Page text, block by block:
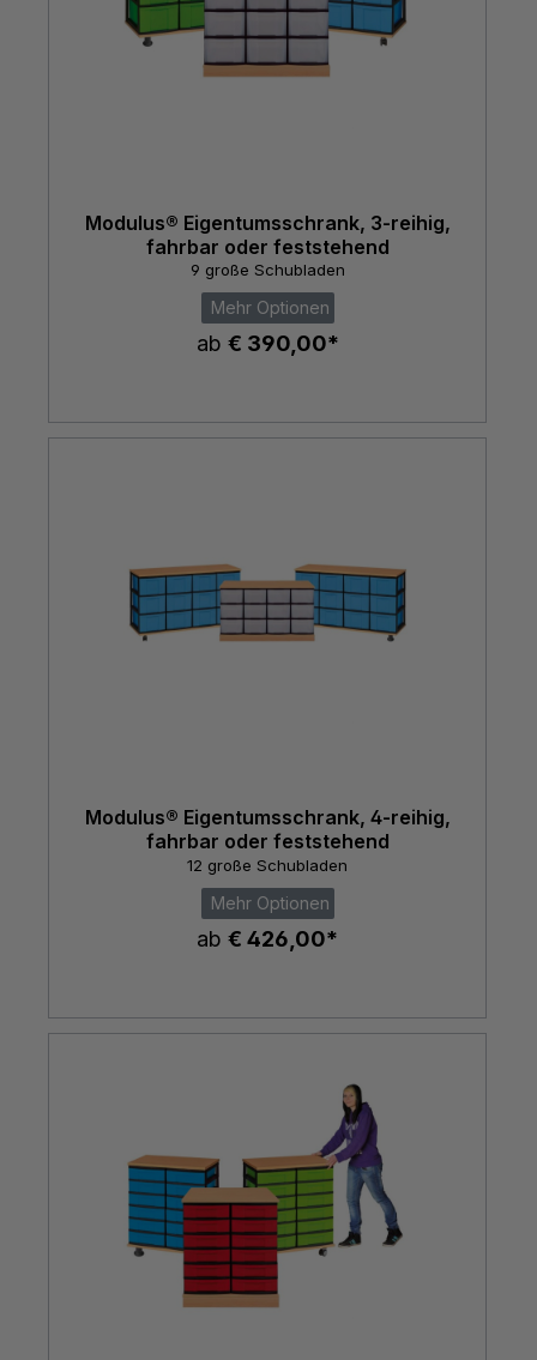
Modulus® Eigentumsschrank, 3-reihig,
fahrbar oder feststehend
9 große Schubladen
Mehr Optionen
ab € 390,00*
Modulus® Eigentumsschrank, 4-reihig,
fahrbar oder feststehend
12 große Schubladen
Mehr Optionen
ab € 426,00*